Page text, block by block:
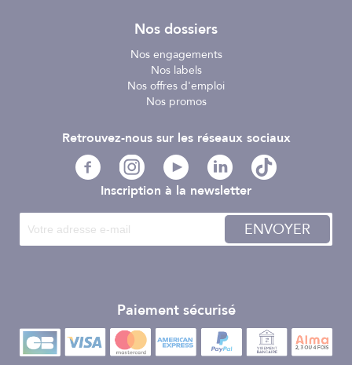
Nos dossiers
Nos engagements
Nos labels
Nos offres d'emploi
Nos promos
Inscription à la newsletter
ENVOYER
Paiement sécurisé
Retrouvez-nous sur les réseaux sociaux